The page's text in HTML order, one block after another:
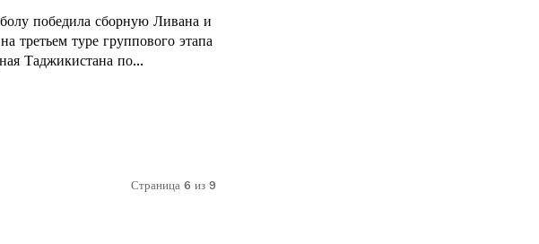
победила сборную Ливана и
Таджикистана по...
Страница 6 из 9